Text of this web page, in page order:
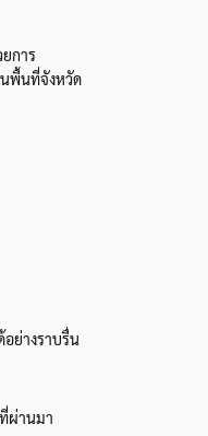
การ
พื้นที่จังหวัด
ย่างราบรื่น
ผ่านมา